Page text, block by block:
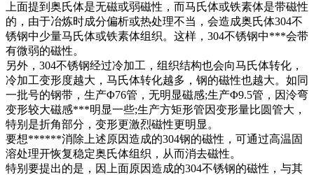
上面提到奥氏体是无磁或弱磁性，而马氏体或铁素体是带磁性
的，由于冶炼时成分偏析或热处理不当，会造成奥氏体304不
锈钢中少量马氏体或铁素体组织。这样，304不锈钢中***会带
有微弱的磁性。
另外，304不锈钢经过冷加工，组织结构也会向马氏体转化，
冷加工变形度越大，马氏体转化越多，钢的磁性也越大。如同
一批号的钢带，生产Φ76管，无明显磁感;生产Φ9.5管，因泠弯
变形较大磁感***明显一些;生产方矩形管因变形量比圆管大，
特别是折角部分，变形更激烈磁性更明显。
要想******消除上述原因造成的304钢的磁性，可通过高温固
溶处理开恢复稳定奥氏体组织，从而消去磁性。
特别要提出的是，因上面原因造成的304不锈钢的磁性，与其